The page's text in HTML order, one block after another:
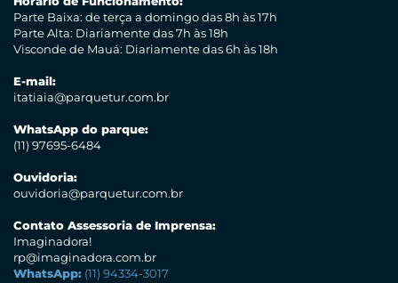
Parte Baixa: de terça a domingo das 8h às 17h
Parte Alta: Diariamente das 7h às 18h
Visconde de Mauá: Diariamente das 6h às 18h
E-mail:
itatiaia@parquetur.com.br
WhatsApp do parque:
(11) 97695-6484
Ouvidoria:
ouvidoria@parquetur.com.br
Contato Assessoria de Imprensa:
Imaginadora!
rp@imaginadora.com.br
WhatsApp: (11) 94334-3017